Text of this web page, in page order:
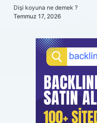
Dişi koyuna ne demek ?
Temmuz 17, 2026